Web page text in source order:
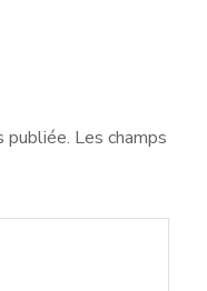
publiée. Les champs